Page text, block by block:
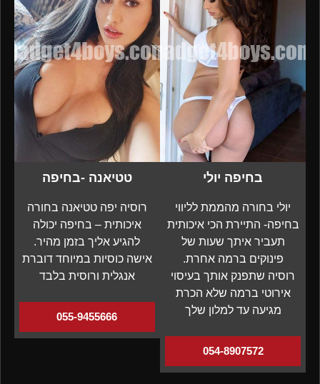
בחיפה יולי
יולי בחורה מהממת לליווי
בחיפה- התיירת הכי איכותית
תעביר איתך שעות של
פינוקים ברמה אחרת.
רוסיה שתפנק אותך בעיסוי
אירוטי ברמה שלא הכרת
מגיעה עד למלון שלך
054-8907572
טטיאנה -בחיפה
רוסיה יפה טטיאנה בחורה
איכותית – בחיפה יכולה
להגיע אליך בזמן מהיר.
אישה כוסיות במיוחד דוברת
אנגלית ורוסית בלבד
055-9455666